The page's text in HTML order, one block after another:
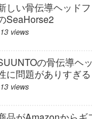
しい骨伝導ヘッド
SeaHorse2
13 views
の骨伝導ヘ
に問題がありすぎる
13 views